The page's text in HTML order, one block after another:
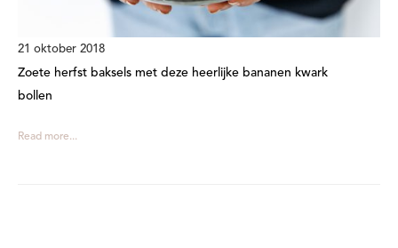
21 oktober 2018
Zoete herfst baksels met deze heerlijke bananen kwark
bollen
Read more...